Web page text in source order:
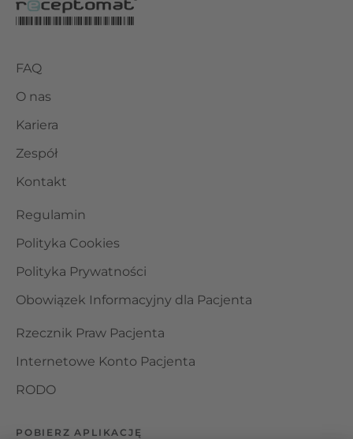
FAQ
O nas
Kariera
Zespół
Kontakt
Regulamin
Polityka Cookies
Polityka Prywatności
Obowiązek Informacyjny dla Pacjenta
Rzecznik Praw Pacjenta
Internetowe Konto Pacjenta
RODO
POBIERZ APLIKACJĘ